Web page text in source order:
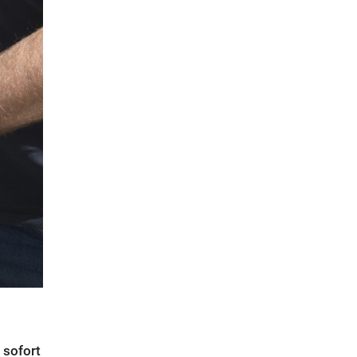
sofort